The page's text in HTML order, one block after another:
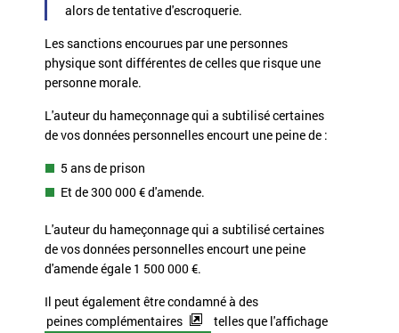
alors detentative d'escroquerie.
Les sanctions encourues par une personnes
physique sont différentes de celles que risque une
personne morale.
L'auteur du hameçonnage qui a subtilisé certaines
de vos données personnelles encourt une peine de :
5 ans de prison
Et de300 000 €d'amende.
L'auteur du hameçonnage qui a subtilisé certaines
de vos données personnelles encourt une peine
d'amende égale 1 500 000 €.
Il peut également être condamné à des
peines complémentaires
telles que l'affichage